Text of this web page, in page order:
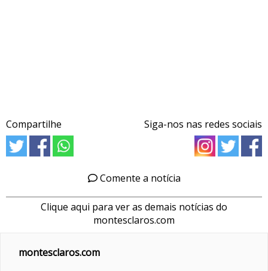
Compartilhe Siga-nos nas redes sociais
Comente a notícia
Clique aqui para ver as demais notícias do
montesclaros.com
montesclaros.com